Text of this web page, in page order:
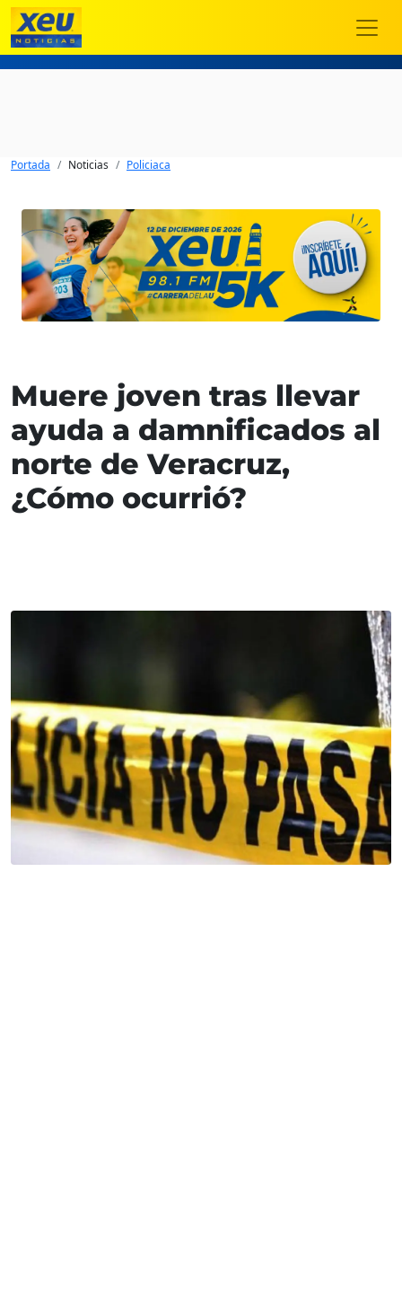
Portada Noticias Policiaca
Muere joven tras llevar
ayuda a damnificados al
norte de Veracruz,
¿Cómo ocurrió?